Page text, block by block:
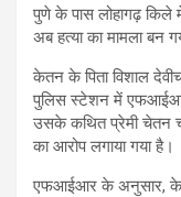
पुणे के पास लोहागढ़
अब हत्या का मामला बन
केतन के पिता विशाल
पुलिस स्टेशन में
उसके कथित प्रेमी चेतन
का आरोप लगाया गया है।
एफआईआर के अनुसार, केतन